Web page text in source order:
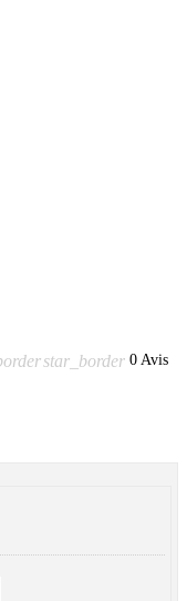
star_border 0 Avis